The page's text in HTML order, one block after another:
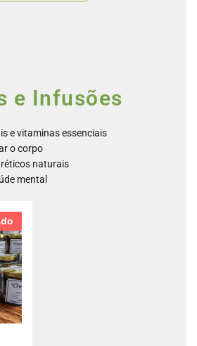
e Infusões
e vitaminas essenciais
o corpo
naturais
mental